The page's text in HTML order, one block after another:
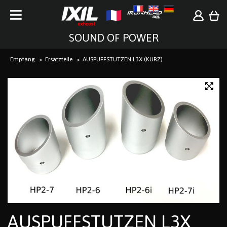
SOUND OF POWER
Empfang Ersatzteile AUSPUFFSTUTZEN L3X (KURZ)
AUSPUFFSTUTZEN L3X